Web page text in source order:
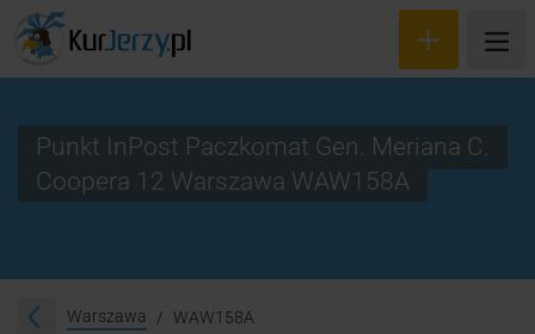
Śledzenie przesyłki
Punkt InPost Paczkomat Gen. Meriana C.
Coopera 12 Warszawa WAW158A
Warszawa WAW158A